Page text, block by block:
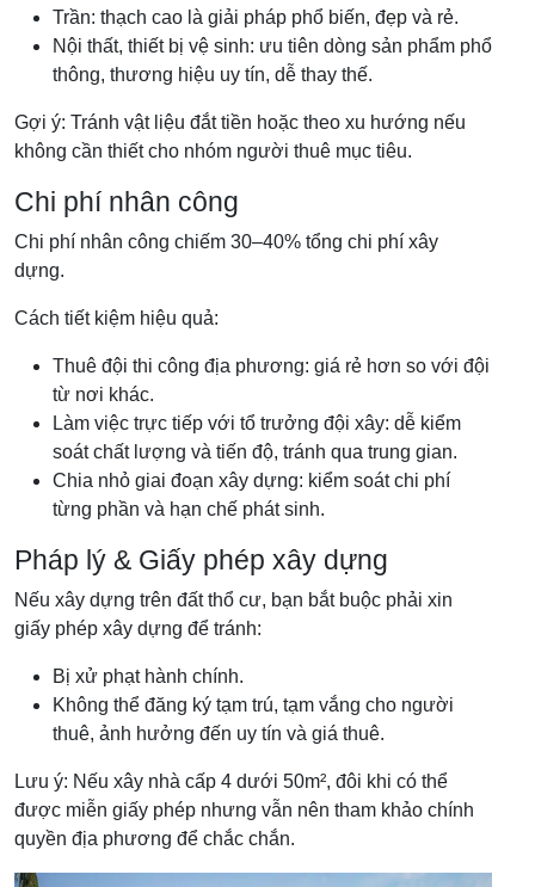
Trần: thạch cao là giải pháp phổ biến, đẹp và rẻ.
Nội thất, thiết bị vệ sinh: ưu tiên dòng sản phẩm phổ
thông, thương hiệu uy tín, dễ thay thế.
Gợi ý: Tránh vật liệu đắt tiền hoặc theo xu hướng nếu
không cần thiết cho nhóm người thuê mục tiêu.
Chi phí nhân công
Chi phí nhân công chiếm 30–40% tổng chi phí xây
dựng.
Cách tiết kiệm hiệu quả:
Thuê đội thi công địa phương: giá rẻ hơn so với đội
từ nơi khác.
Làm việc trực tiếp với tổ trưởng đội xây: dễ kiểm
soát chất lượng và tiến độ, tránh qua trung gian.
Chia nhỏ giai đoạn xây dựng: kiểm soát chi phí
từng phần và hạn chế phát sinh.
Pháp lý & Giấy phép xây dựng
Nếu xây dựng trên đất thổ cư, bạn bắt buộc phải xin
giấy phép xây dựng để tránh:
Bị xử phạt hành chính.
Không thể đăng ký tạm trú, tạm vắng cho người
thuê, ảnh hưởng đến uy tín và giá thuê.
Lưu ý: Nếu xây nhà cấp 4 dưới 50m², đôi khi có thể
được miễn giấy phép nhưng vẫn nên tham khảo chính
quyền địa phương để chắc chắn.